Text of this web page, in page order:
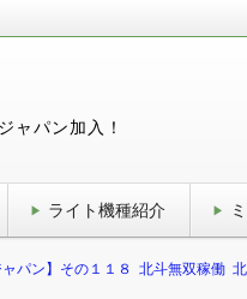
ャパン加入！
ライト機種紹介
ャパン】その１１８ 北斗無双稼働